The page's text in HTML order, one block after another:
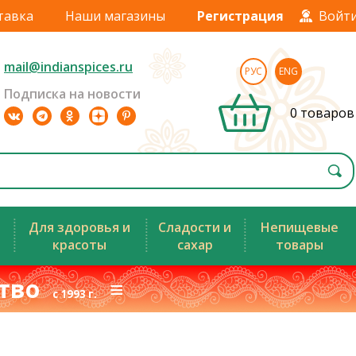
Наши магазины Регистрация
mail@indianspices.ru
Подписка на новости
РУС ENG
0 товаров
Для здоровья и
красоты
Сладости и
сахар
Непищевые
товары
с 1993 г.≡